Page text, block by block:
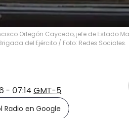
Ortegón Caycedo, jefe de Estado
del Ejército / Foto: Redes Sociales.
- 07:14 GMT-5
Radio en Google